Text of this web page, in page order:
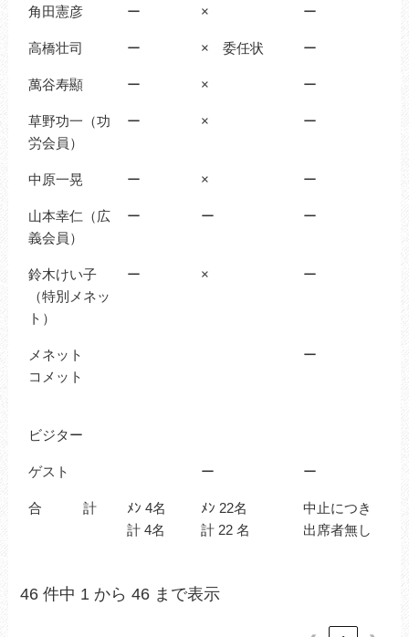
角田憲彦 ー × ー
高橋壮司 ー × 委任状 ー
萬谷寿顯 ー × ー
草野功一（功
労会員）
ー × ー
中原一晃 ー × ー
山本幸仁（広
義会員）
ー ー ー
鈴木けい子
（特別メネッ
ト）
ー × ー
メネット
コメット
ー
ビジター
ゲスト ー ー
合 計
ﾒﾝ 4名
計 4名
ﾒﾝ 22名
計 22 名
中止につき
出席者無し
46 件中 1 から 46 まで表示